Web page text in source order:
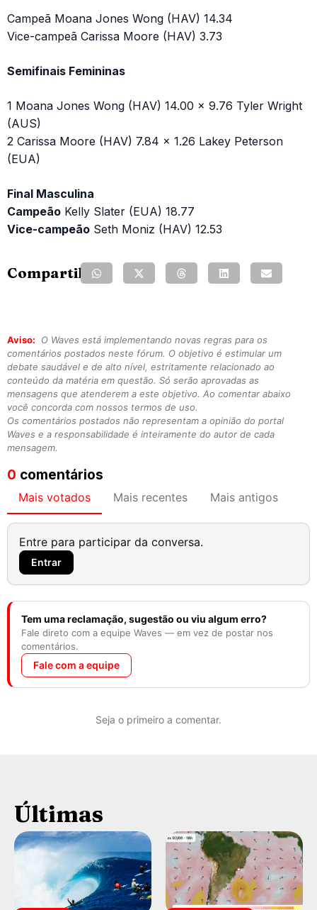
Campeã Moana Jones Wong (HAV) 14.34
Vice-campeã Carissa Moore (HAV) 3.73
Semifinais Femininas
1 Moana Jones Wong (HAV) 14.00 x 9.76 Tyler Wright
(AUS)
2 Carissa Moore (HAV) 7.84 x 1.26 Lakey Peterson
(EUA)
Final Masculina
Campeão Kelly Slater (EUA) 18.77
Vice-campeão Seth Moniz (HAV) 12.53
Compartilhe:
Aviso:
O Waves está implementando novas regras para os
comentários postados neste fórum. O objetivo é estimular um
debate saudável e de alto nível, estritamente relacionado ao
conteúdo da matéria em questão. Só serão aprovadas as
mensagens que atenderem a este objetivo. Ao comentar abaixo
você concorda com nossos termos de uso.
Os comentários postados não representam a opinião do portal
Waves e a responsabilidade é inteiramente do autor de cada
mensagem.
0 comentários
Mais votados Mais recentes Mais antigos
Entre para participar da conversa.
Entrar
Tem uma reclamação, sugestão ou viu algum erro?
Fale direto com a equipe Waves — em vez de postar nos
comentários.
Fale com a equipe
Seja o primeiro a comentar.
Últimas